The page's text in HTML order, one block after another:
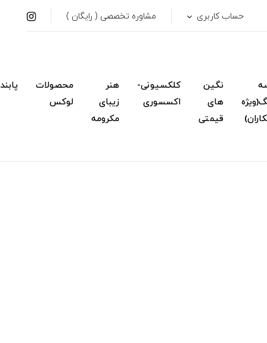
حساب کاربری مشاوره تخصصی ( رایگان )
نگین
های
قیمتی
کلکسیونی-
اکسسوری
هنر
زیبای
مکرومه
محصولات
لوکس